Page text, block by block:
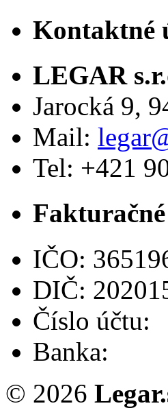
Kontaktné
LEGAR
Jarocká 9,
Mail:
Tel: +421
IČO:
DIČ:
Číslo účtu:
Banka:
© 2026